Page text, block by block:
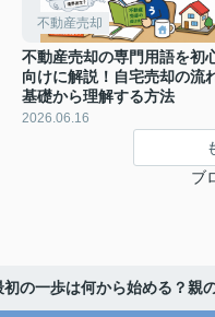
不動産売却
不動産売却の専門用語を初
向けに解説！自宅売却の流
基礎から理解する方法
2026.06.16
ブ
の一歩は何から始める？親